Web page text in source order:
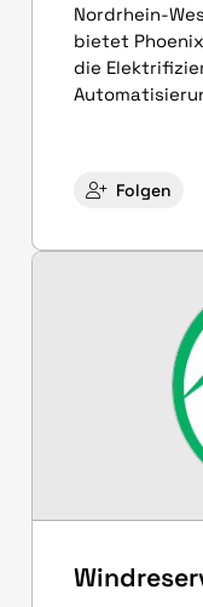
Nordrhein-
bietet
die
Folgen